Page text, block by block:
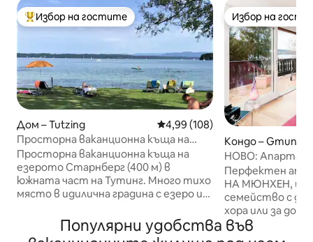
Най-популярен избор на гостите
Избор на гостите
Дом – Tutzing Средна оценка: 4,99 от 5,
4,99 (108)
Просторна ваканционна къща на
езерото Щарнберг
Просторна ваканционна къща на
езерото Старнберг (400 м) в
южната част на Тутинг. Много тихо
място в идилична градина с езеро и
деца). Приземен етаж: дневна и
трапезария, тераса, кухня,
Избор на
Избор на
Кондо – Gmund
ee
НОВО:
гледка,
Перфектен
НА МЮНХЕН,
семейство с
хора или за
баварски
историческо
Популярни удобства във